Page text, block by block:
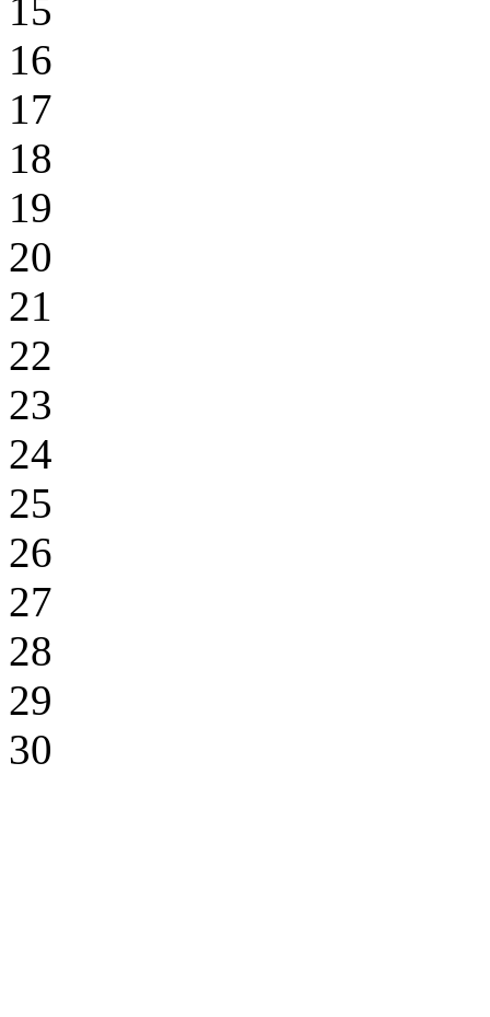
15
16
17
18
19
20
21
22
23
24
25
26
27
28
29
30